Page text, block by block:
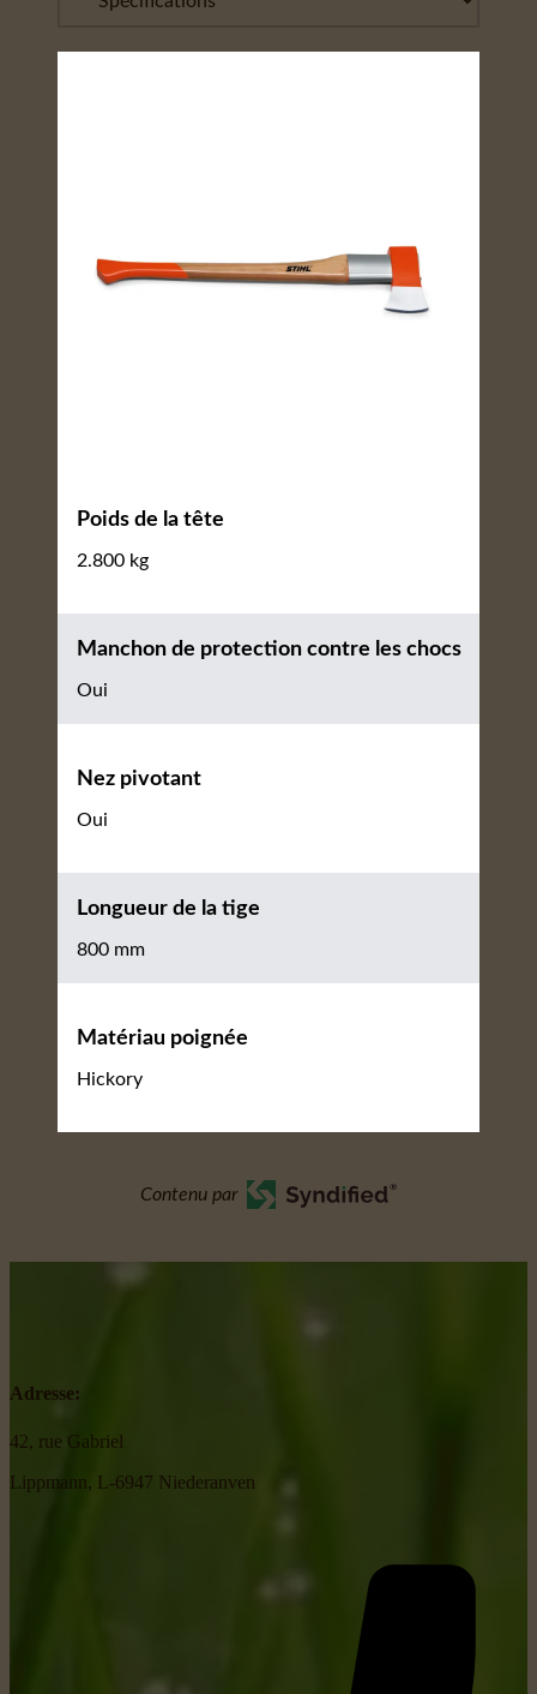
Poids de la tête
2.800 kg
Manchon de protection contre les chocs
Oui
Nez pivotant
Oui
Longueur de la tige
800 mm
Matériau poignée
Hickory
Contenu par
Adresse:
42, rue Gabriel
Lippmann, L-6947 Niederanven